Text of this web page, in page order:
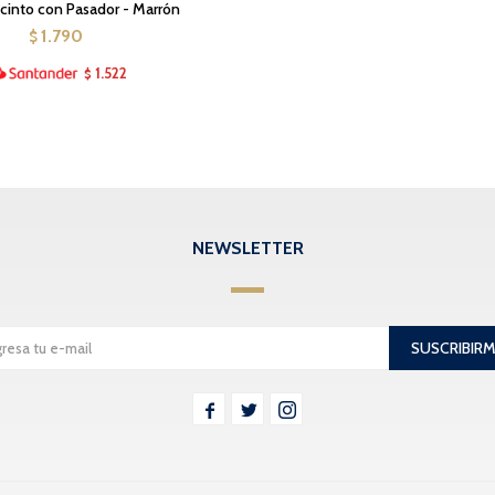
con Pasador - Marrón
$ 1.790
$ 1.522
NEWSLETTER
  